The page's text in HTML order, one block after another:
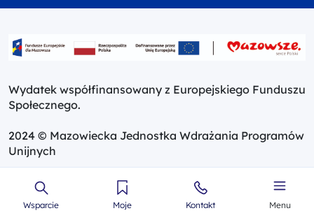
Wsparcie Moje Kontakt Menu
Wydatek współfinansowany z Europejskiego Funduszu
Społecznego.
2024 © Mazowiecka Jednostka Wdrażania Programów
Unijnych